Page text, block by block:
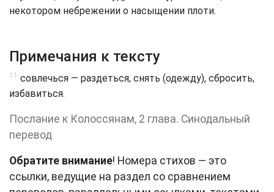
некотором небрежении о насыщении плоти.
Примечания к тексту
11 совлечься — раздеться, снять (одежду), сбросить,
избавиться.
Послание к Колоссянам, 2 глава. Синодальный
перевод
Обратите внимание! Номера стихов — это
ссылки, ведущие на раздел со сравнением